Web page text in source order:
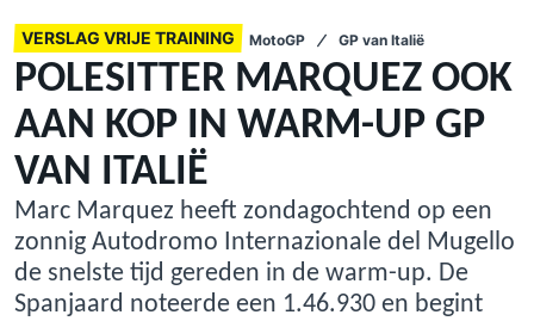
VERSLAG VRIJE TRAINING MotoGP GP van Italië
POLESITTER MARQUEZ OOK
AAN KOP IN WARM-UP GP
VAN ITALIË
Marc Marquez heeft zondagochtend op een
zonnig Autodromo Internazionale del Mugello
de snelste tijd gereden in de warm-up. De
Spanjaard noteerde een 1.46.930 en begint